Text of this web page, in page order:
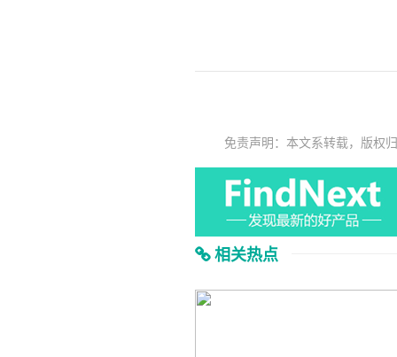
免责声明：本文系转载，版权
相关热点